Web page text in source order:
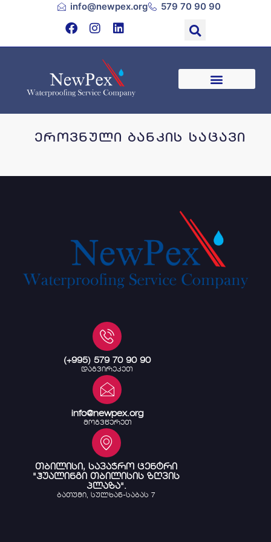
info@newpex.org 579 70 90 90
ეროვნული ბანკის საცავი
(+995) 579 70 90 90
დაგვირეკეთ
info@newpex.org
მოგვწერეთ
თბილისი, სავაჭრო ცენტრი
"ჰუალინგი თბილისის ზღვის
პლაზა".
ბათუმი, სულხან-საბას 7